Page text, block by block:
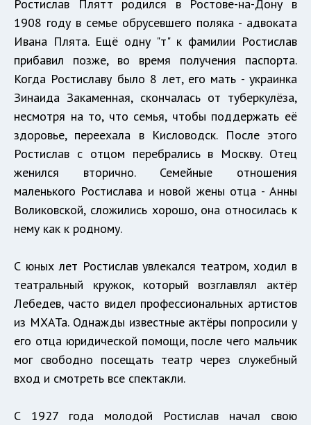
Ростислав Плятт родился в Ростове-на-Дону в
1908 году в семье обрусевшего поляка - адвоката
Ивана Плята. Ещё одну "т" к фамилии Ростислав
прибавил позже, во время получения паспорта.
Когда Ростиславу было 8 лет, его мать - украинка
Зинаида Закаменная, скончалась от туберкулёза,
несмотря на то, что семья, чтобы поддержать её
здоровье, переехала в Кисловодск. После этого
Ростислав с отцом перебрались в Москву. Отец
женился вторично. Семейные отношения
маленького Ростислава и новой жены отца - Анны
Воликовской, сложились хорошо, она относилась к
нему как к родному.
С юных лет Ростислав увлекался театром, ходил в
театральный кружок, который возглавлял актёр
Лебедев, часто видел профессиональных артистов
из МХАТа. Однажды известные актёры попросили у
его отца юридической помощи, после чего мальчик
мог свободно посещать театр через служебный
вход и смотреть все спектакли.
С 1927 года молодой Ростислав начал свою